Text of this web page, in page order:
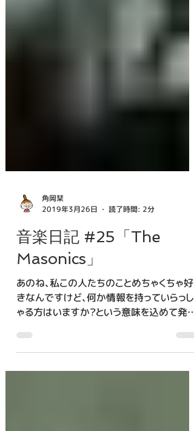
2019年3月26日
読了時間: 2分
音楽日記 #25「The
Masonics」
あのね、私この人たちのことめちゃくちゃ好
ゃる方はいますか？という意味を込めて発信
します。 「The Masonics」 ザ・メゾニックス。
と読むっぽい。名前の読みすら確証が持てな